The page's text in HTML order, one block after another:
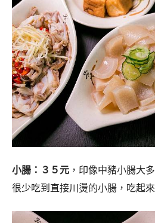
小腸：３５元 ，印像中豬小腸大
很少吃到直接川燙的小腸，吃起